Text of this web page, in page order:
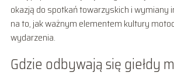
okazją do spotkań towarzyskich i wymiany
na to, jak ważnym elementem kultury
wydarzenia.
Gdzie odbywają się giełdy